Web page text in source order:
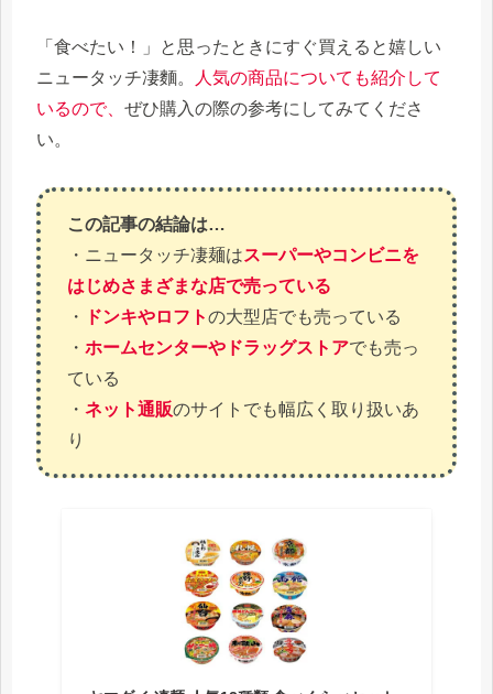
「食べたい！」と思ったときにすぐ買えると嬉しい
ニュータッチ凄麵。
人気の商品についても紹介して
いるので、 ぜひ購入の際の参考にしてみてくださ
い。
この記事の結論は…
・ニュータッチ凄麺はスーパーやコンビニを
はじめさまざまな店で売っている
・
ドンキやロフトの大型店でも売っている
・ ホームセンターやドラッグストアでも売っ
ている
・ ネット通販のサイトでも幅広く取り扱いあ
り